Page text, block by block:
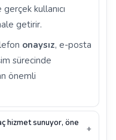
kullanıcı
getirir.
onaysız, e-posta
sürecinde
önemli
hizmet sunuyor, öne